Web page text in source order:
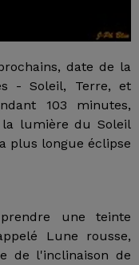
date de la
- Soleil, Terre, et
103 minutes,
lumière du Soleil
plus longue éclipse
une teinte
Lune rousse,
de l'inclinaison de